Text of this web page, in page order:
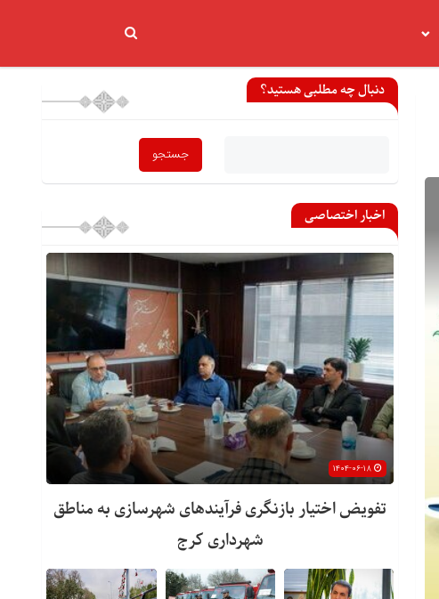
دنبال چه مطلبی هستید؟
اخبار اختصاصی
تفویض اختیار بازنگری فرآیندهای شهرسازی به مناطق
شهرداری کرج